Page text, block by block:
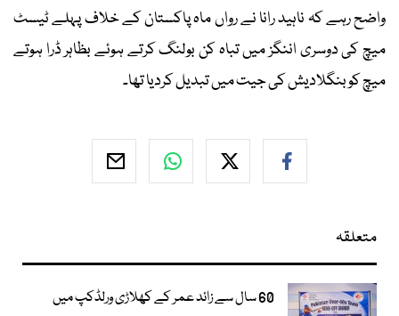
واضح رہے کہ ناہید رانا نے رواں ماہ پاکستان کے خلاف پہلے ٹیسٹ
میچ کی دوسری اننگز میں تباہ کن بولنگ کرتے ہوئے بظاہر ڈرا ہوتے
میچ کو بنگلادیش کی جیت میں تبدیل کردیا تھا۔
متعلقہ
60 سال سے زائد عمر کے کھلاڑی ورلڈکپ میں